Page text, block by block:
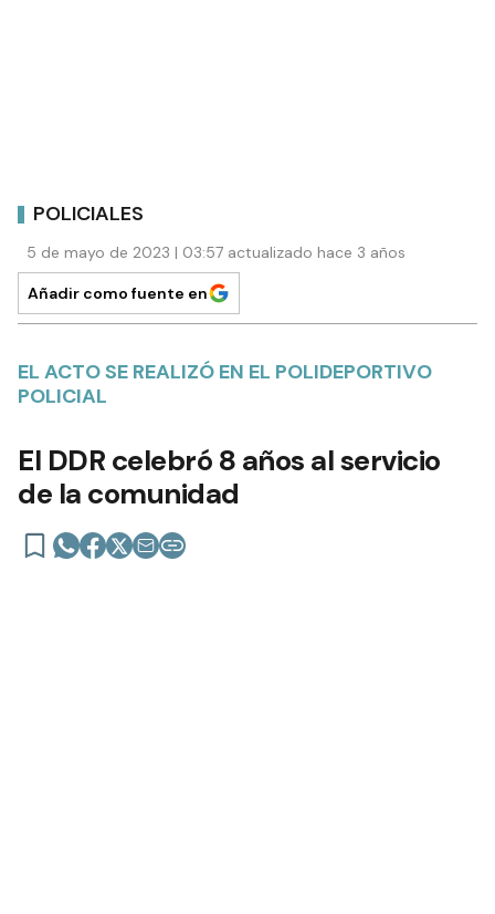
POLICIALES
5 de mayo de 2023 | 03:57 actualizado hace 3 años
Añadir como fuente en
EL ACTO SE REALIZÓ EN EL POLIDEPORTIVO
POLICIAL
El DDR celebró 8 años al servicio
de la comunidad